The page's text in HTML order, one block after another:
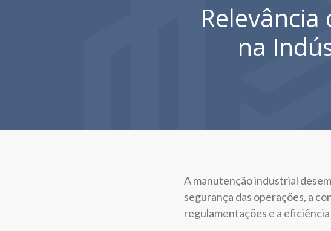
na
A manutenção industrial
segurança das operações, a
regulamentações e a